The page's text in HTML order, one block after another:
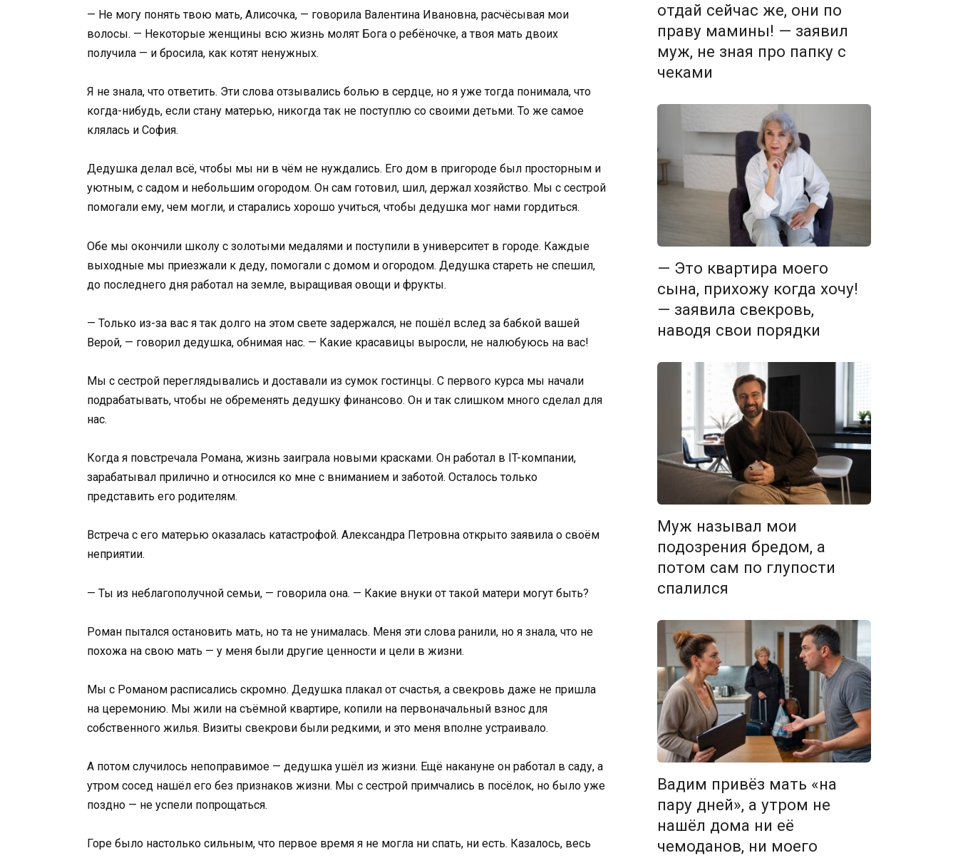
— Не могу понять твою мать, Алисочка, — говорила Валентина Ивановна, расчёсывая мои
волосы. — Некоторые женщины всю жизнь молят Бога о ребёночке, а твоя мать двоих
получила — и бросила, как котят ненужных.
Я не знала, что ответить. Эти слова отзывались болью в сердце, но я уже тогда понимала, что
когда-нибудь, если стану матерью, никогда так не поступлю со своими детьми. То же самое
клялась и София.
Дедушка делал всё, чтобы мы ни в чём не нуждались. Его дом в пригороде был просторным и
уютным, с садом и небольшим огородом. Он сам готовил, шил, держал хозяйство. Мы с сестрой
помогали ему, чем могли, и старались хорошо учиться, чтобы дедушка мог нами гордиться.
Обе мы окончили школу с золотыми медалями и поступили в университет в городе. Каждые
выходные мы приезжали к деду, помогали с домом и огородом. Дедушка стареть не спешил,
до последнего дня работал на земле, выращивая овощи и фрукты.
— Только из-за вас я так долго на этом свете задержался, не пошёл вслед за бабкой вашей
Верой, — говорил дедушка, обнимая нас. — Какие красавицы выросли, не налюбуюсь на вас!
Мы с сестрой переглядывались и доставали из сумок гостинцы. С первого курса мы начали
подрабатывать, чтобы не обременять дедушку финансово. Он и так слишком много сделал для
нас.
Когда я повстречала Романа, жизнь заиграла новыми красками. Он работал в IT-компании,
зарабатывал прилично и относился ко мне с вниманием и заботой. Осталось только
представить его родителям.
Встреча с его матерью оказалась катастрофой. Александра Петровна открыто заявила о своём
неприятии.
— Ты из неблагополучной семьи, — говорила она. — Какие внуки от такой матери могут быть?
Роман пытался остановить мать, но та не унималась. Меня эти слова ранили, но я знала, что не
похожа на свою мать — у меня были другие ценности и цели в жизни.
Мы с Романом расписались скромно. Дедушка плакал от счастья, а свекровь даже не пришла
на церемонию. Мы жили на съёмной квартире, копили на первоначальный взнос для
собственного жилья. Визиты свекрови были редкими, и это меня вполне устраивало.
А потом случилось непоправимое — дедушка ушёл из жизни. Ещё накануне он работал в саду, а
утром сосед нашёл его без признаков жизни. Мы с сестрой примчались в посёлок, но было уже
поздно — не успели попрощаться.
Горе было настолько сильным, что первое время я не могла ни спать, ни есть. Казалось, весь
отдай сейчас же, они по
праву мамины! — заявил
муж, не зная про папку с
чеками
— Это квартира моего
сына, прихожу когда хочу!
— заявила свекровь,
наводя свои порядки
Муж называл мои
подозрения бредом, а
потом сам по глупости
спалился
Вадим привёз мать «на
пару дней», а утром не
нашёл дома ни её
чемоданов, ни моего